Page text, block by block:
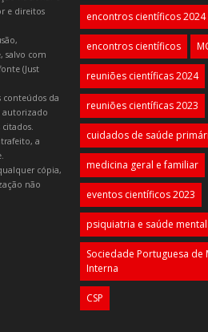
e direitos
salvo com
(Just
conteúdos da
autorizado
a
cópia,
não
encontros científicos 2024
encontros científicos
reuniões científicas 2024
reuniões científicas 2023
cuidados de saúde
medicina geral e familiar
eventos científicos 2023
psiquiatria e saúde mental
Sociedade Portuguesa de
Interna
CSP